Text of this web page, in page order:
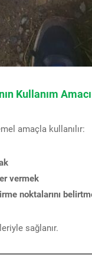
Kullanım Amacı
amaçla kullanılır:
vermek
noktalarını
sağlanır.